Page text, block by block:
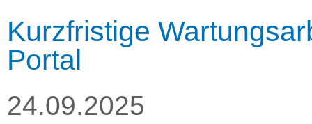
Kurzfristige
Portal
24.09.2025